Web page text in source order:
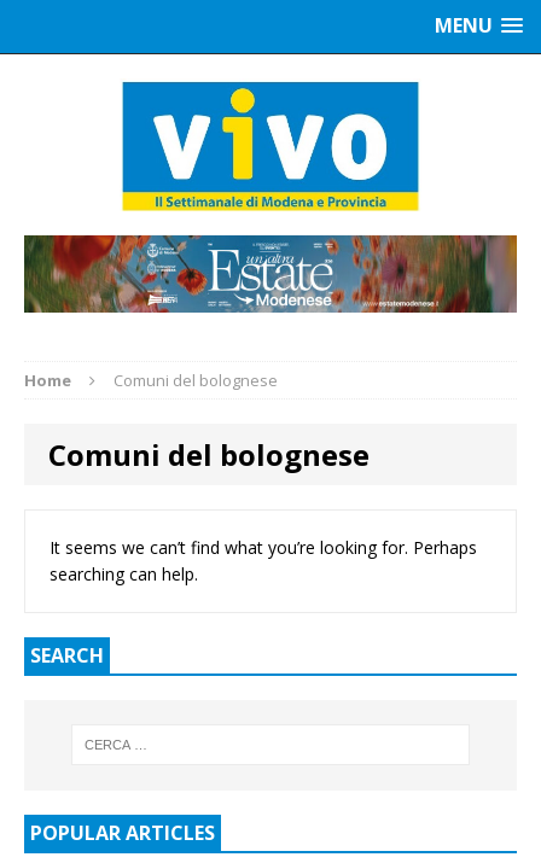
MENU
Home Comuni del bolognese
Comuni del bolognese
It seems we can’t find what you’re looking for. Perhaps
searching can help.
SEARCH
POPULAR ARTICLES